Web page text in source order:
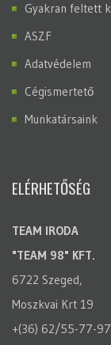
Gyakran feltett
ASZF
Adatvédelem
Cégismertető
Munkatársaink
ELÉRHETŐSÉG
TEAM IRODA
"TEAM 98" KFT.
6722 Szeged,
Moszkvai Krt 19
+(36) 62/55-77-97